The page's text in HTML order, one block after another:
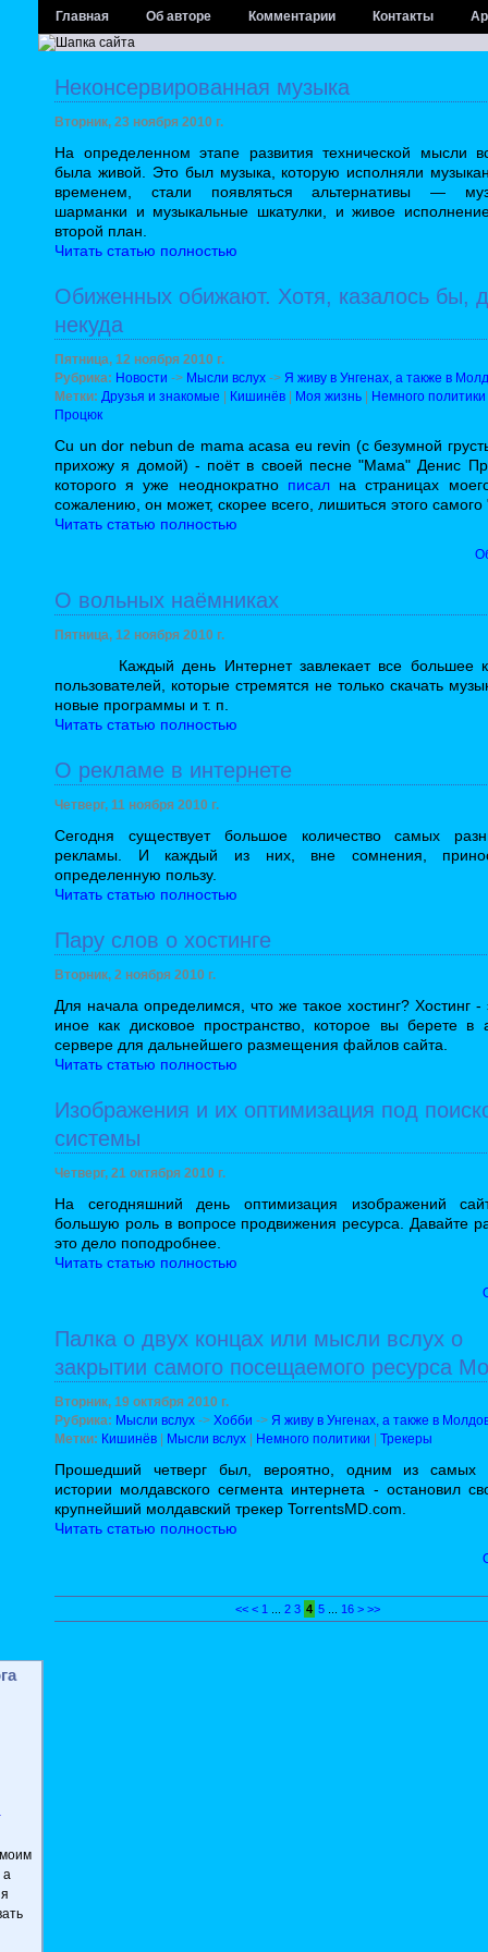
Главная Об авторе Комментарии Контакты
Неконсервированная музыка
Вторник, 23 ноября 2010 г.
На определенном этапе развития технической мысли
была живой. Это был музыка, которую исполняли
временем, стали появляться альтернативы —
шарманки и музыкальные шкатулки, и живое
второй план.
Читать статью полностью
Обиженных обижают. Хотя, казалось бы,
некуда
Пятница, 12 ноября 2010 г.
Рубрика: Новости -> Мысли вслух -> Я живу в Унгенах, а также в
Метки: Друзья и знакомые Кишинёв Моя жизнь Немного политики
Процюк
Cu un dor nebun de mama acasa eu revin (с безумной
прихожу я домой) - поёт в своей песне "Мама" Денис
которого я уже неоднократно писална страницах
сожалению, он может, скорее всего, лишиться этого
Читать статью полностью
О вольных наёмниках
Пятница, 12 ноября 2010 г.
Каждый день Интернет завлекает все большее
пользователей, которые стремятся не только скачать
новые программы и т. п.
Читать статью полностью
О рекламе в интернете
Четверг, 11 ноября 2010 г.
Сегодня существует большое количество самых
рекламы. И каждый из них, вне сомнения,
определенную пользу.
Читать статью полностью
Пару слов о хостинге
Вторник, 2 ноября 2010 г.
Для начала определимся, что же такое хостинг? Хостинг -
иное как дисковое пространство, которое вы берете в
сервере для дальнейшего размещения файлов сайта.
Читать статью полностью
Изображения и их оптимизация под
системы
Четверг, 21 октября 2010 г.
На сегодняшний день оптимизация изображений
большую роль в вопросе продвижения ресурса. Давайте
это дело поподробнее.
Читать статью полностью
Палка о двух концах или мысли вслух о
закрытии самого посещаемого ресурса
Вторник, 19 октября 2010 г.
Рубрика: Мысли вслух -> Хобби -> Я живу в Унгенах, а также в
Метки: Кишинёв Мысли вслух Немного политики Трекеры
Прошедший четверг был, вероятно, одним из самых
истории молдавского сегмента интернета - остановил
крупнейший молдавский трекер TorrentsMD.com.
Читать статью полностью
<< < 1 2 3 4 5 16 > >>
а